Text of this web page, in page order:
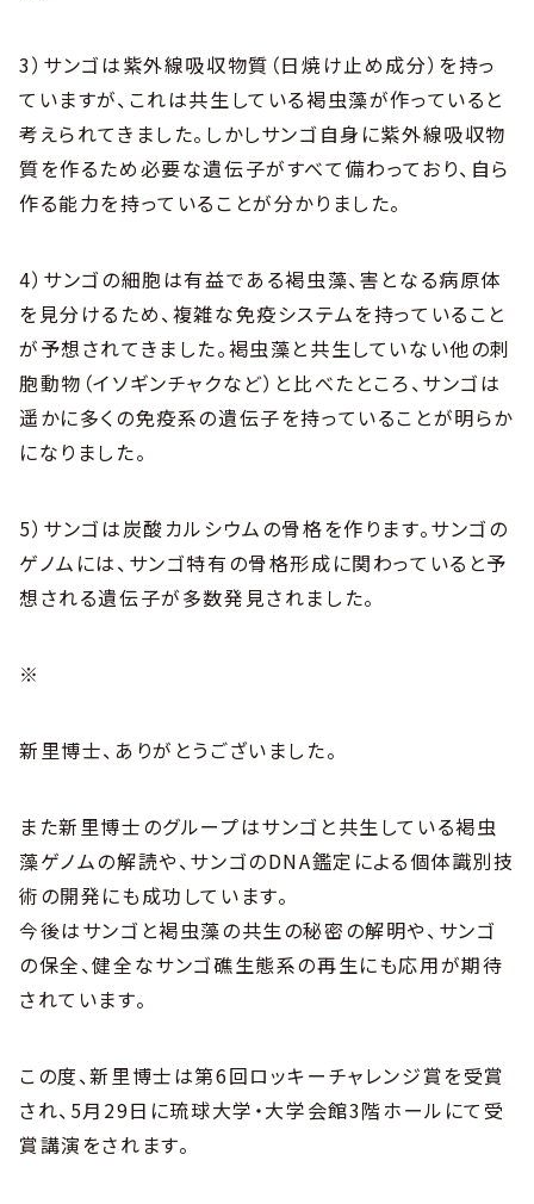
3）サンゴは紫外線吸収物質（日焼け止め成分）を持っ
ていますが、これは共生している褐虫藻が作っていると
考えられてきました。しかしサンゴ自身に紫外線吸収物
質を作るため必要な遺伝子がすべて備わっており、自ら
作る能力を持っていることが分かりました。
4）サンゴの細胞は有益である褐虫藻、害となる病原体
を見分けるため、複雑な免疫システムを持っていること
が予想されてきました。褐虫藻と共生していない他の刺
胞動物（イソギンチャクなど）と比べたところ、サンゴは
遥かに多くの免疫系の遺伝子を持っていることが明らか
になりました。
5）サンゴは炭酸カルシウムの骨格を作ります。サンゴの
ゲノムには、サンゴ特有の骨格形成に関わっていると予
想される遺伝子が多数発見されました。
※
新里博士、ありがとうございました。
また新里博士のグループはサンゴと共生している褐虫
藻ゲノムの解読や、サンゴのDNA鑑定による個体識別技
術の開発にも成功しています。
今後はサンゴと褐虫藻の共生の秘密の解明や、サンゴ
の保全、健全なサンゴ礁生態系の再生にも応用が期待
されています。
この度、新里博士は第6回ロッキーチャレンジ賞を受賞
され、5月29日に琉球大学・大学会館3階ホールにて受
賞講演をされます。